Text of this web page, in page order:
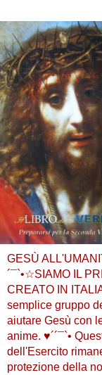
GESÙ
´¯`•☆SIAMO IL
CREATO IN
semplice gruppo
aiutare Gesù con
anime. ♥´´¯`•
dell'Esercito
protezione della